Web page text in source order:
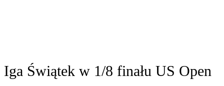
Iga Świątek w 1/8 finału US Open